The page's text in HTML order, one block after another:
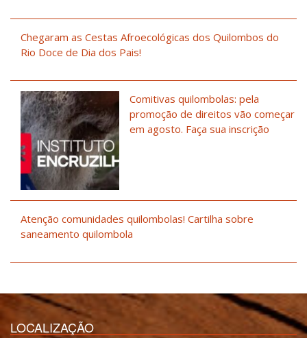
Chegaram as Cestas Afroecológicas dos Quilombos do
Rio Doce de Dia dos Pais!
Comitivas quilombolas: pela
promoção de direitos vão começar
em agosto. Faça sua inscrição
Atenção comunidades quilombolas! Cartilha sobre
saneamento quilombola
LOCALIZAÇÃO